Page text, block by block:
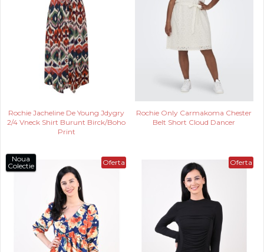
Rochie Jacheline De Young Jdygry
2/4 Vneck Shirt Burunt Birck/Boho
Print
Rochie Only Carmakoma Chester
Belt Short Cloud Dancer
Oferta
Noua
Colectie
Oferta